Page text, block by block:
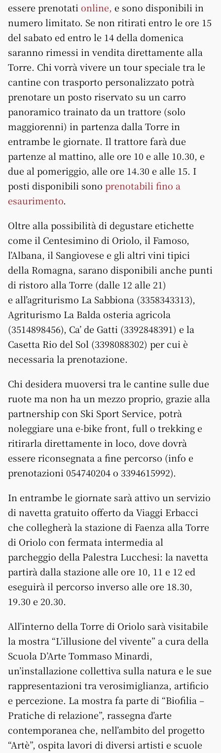
essere prenotati online, e sono disponibili in
numero limitato. Se non ritirati entro le ore 15
del sabato ed entro le 14 della domenica
saranno rimessi in vendita direttamente alla
Torre. Chi vorrà vivere un tour speciale tra le
cantine con trasporto personalizzato potrà
prenotare un posto riservato su un carro
panoramico trainato da un trattore (solo
maggiorenni) in partenza dalla Torre in
entrambe le giornate. Il trattore farà due
partenze al mattino, alle ore 10 e alle 10.30, e
due al pomeriggio, alle ore 14.30 e alle 15. I
posti disponibili sono prenotabili fino a
esaurimento.
Oltre alla possibilità di degustare etichette
come il Centesimino di Oriolo, il Famoso,
l’Albana, il Sangiovese e gli altri vini tipici
della Romagna, sarano disponibili anche punti
di ristoro alla Torre (dalle 12 alle 21)
e all’agriturismo La Sabbiona (3358343313),
Agriturismo La Balda osteria agricola
(3514898456), Ca’ de Gatti (3392848391) e la
Casetta Rio del Sol (3398088302) per cui è
necessaria la prenotazione.
Chi desidera muoversi tra le cantine sulle due
ruote ma non ha un mezzo proprio, grazie alla
partnership con Ski Sport Service, potrà
noleggiare una e-bike front, full o trekking e
ritirarla direttamente in loco, dove dovrà
essere riconsegnata a fine percorso (info e
prenotazioni 054740204 o 3394615992).
In entrambe le giornate sarà attivo un servizio
di navetta gratuito offerto da Viaggi Erbacci
che collegherà la stazione di Faenza alla Torre
di Oriolo con fermata intermedia al
parcheggio della Palestra Lucchesi: la navetta
partirà dalla stazione alle ore 10, 11 e 12 ed
eseguirà il percorso inverso alle ore 18.30,
19.30 e 20.30.
All’interno della Torre di Oriolo sarà visitabile
la mostra “L’illusione del vivente” a cura della
Scuola D’Arte Tommaso Minardi,
un’installazione collettiva sulla natura e le sue
rappresentazioni tra verosimiglianza, artificio
e percezione. La mostra fa parte di “Biofilia –
Pratiche di relazione”, rassegna d’arte
contemporanea che, nell’ambito del progetto
“Artè”, ospita lavori di diversi artisti e scuole